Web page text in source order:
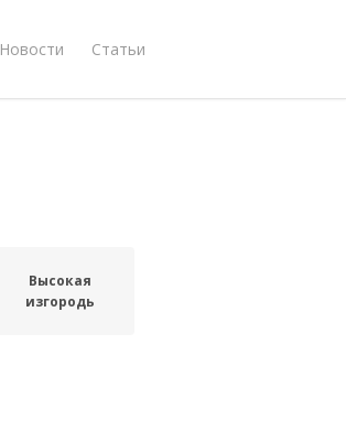
Новости Статьи
Высокая
изгородь